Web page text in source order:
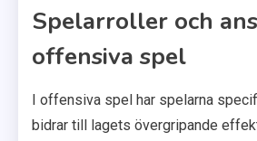
Spelarroller och
offensiva spel
I offensiva spel har spelarna
bidrar till lagets övergripande